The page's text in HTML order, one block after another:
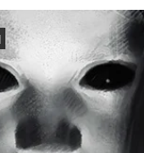
-7
1-1,5 ч.